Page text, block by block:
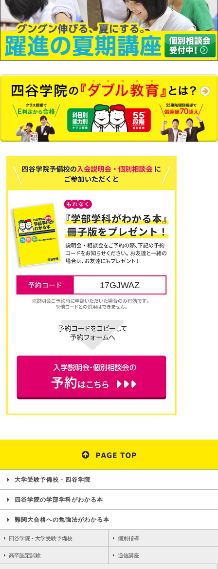
17GJWAZ
大学受験予備校・四谷学院
四谷学院の学部学科がわかる本
難関大合格への勉強法がわかる本
四谷学院 - 大学受験予備校 個別指導
高卒認定試験 通信講座